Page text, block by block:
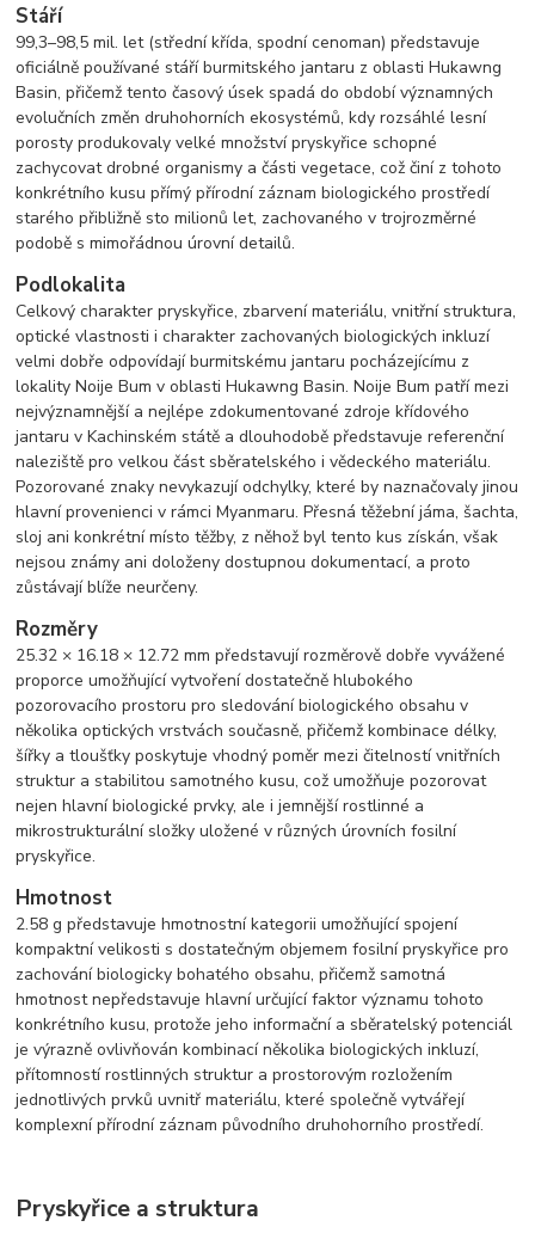
Stáří
99,3–98,5 mil. let (střední křída, spodní cenoman) představuje
oficiálně používané stáří burmitského jantaru z oblasti Hukawng
Basin, přičemž tento časový úsek spadá do období významných
evolučních změn druhohorních ekosystémů, kdy rozsáhlé lesní
porosty produkovaly velké množství pryskyřice schopné
zachycovat drobné organismy a části vegetace, což činí z tohoto
konkrétního kusu přímý přírodní záznam biologického prostředí
starého přibližně sto milionů let, zachovaného v trojrozměrné
podobě s mimořádnou úrovní detailů.
Podlokalita
Celkový charakter pryskyřice, zbarvení materiálu, vnitřní struktura,
optické vlastnosti i charakter zachovaných biologických inkluzí
velmi dobře odpovídají burmitskému jantaru pocházejícímu z
lokality Noije Bum v oblasti Hukawng Basin. Noije Bum patří mezi
nejvýznamnější a nejlépe zdokumentované zdroje křídového
jantaru v Kachinském státě a dlouhodobě představuje referenční
naleziště pro velkou část sběratelského i vědeckého materiálu.
Pozorované znaky nevykazují odchylky, které by naznačovaly jinou
hlavní provenienci v rámci Myanmaru. Přesná těžební jáma, šachta,
sloj ani konkrétní místo těžby, z něhož byl tento kus získán, však
nejsou známy ani doloženy dostupnou dokumentací, a proto
zůstávají blíže neurčeny.
Rozměry
25.32 × 16.18 × 12.72 mm představují rozměrově dobře vyvážené
proporce umožňující vytvoření dostatečně hlubokého
pozorovacího prostoru pro sledování biologického obsahu v
několika optických vrstvách současně, přičemž kombinace délky,
šířky a tloušťky poskytuje vhodný poměr mezi čitelností vnitřních
struktur a stabilitou samotného kusu, což umožňuje pozorovat
nejen hlavní biologické prvky, ale i jemnější rostlinné a
mikrostrukturální složky uložené v různých úrovních fosilní
pryskyřice.
Hmotnost
2.58 g představuje hmotnostní kategorii umožňující spojení
kompaktní velikosti s dostatečným objemem fosilní pryskyřice pro
zachování biologicky bohatého obsahu, přičemž samotná
hmotnost nepředstavuje hlavní určující faktor významu tohoto
konkrétního kusu, protože jeho informační a sběratelský potenciál
je výrazně ovlivňován kombinací několika biologických inkluzí,
přítomností rostlinných struktur a prostorovým rozložením
jednotlivých prvků uvnitř materiálu, které společně vytvářejí
komplexní přírodní záznam původního druhohorního prostředí.
Pryskyřice a struktura